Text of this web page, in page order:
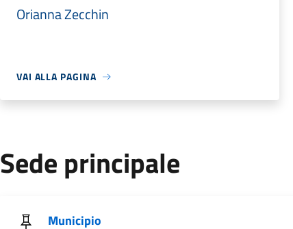
Orianna Zecchin
VAI ALLA PAGINA
Sede principale
Municipio